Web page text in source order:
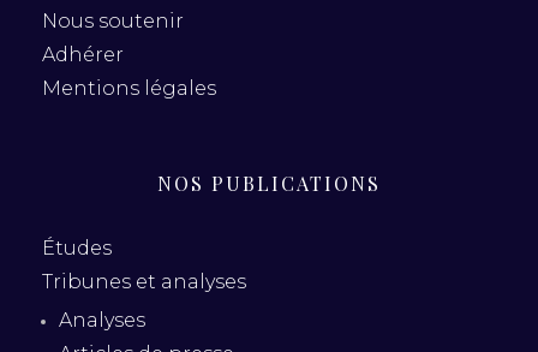
Nous soutenir
Adhérer
Mentions légales
NOS PUBLICATIONS
Études
Tribunes et analyses
Analyses